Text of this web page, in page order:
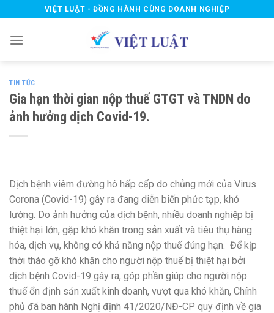
to
content
VIỆT LUẬT - ĐỒNG HÀNH CÙNG DOANH NGHIỆP
TIN TỨC
Gia hạn thời gian nộp thuế GTGT và TNDN do
ảnh hưởng dịch Covid-19.
Dịch bệnh viêm đường hô hấp cấp do chủng mới của Virus
Corona (Covid-19) gây ra đang diễn biến phức tạp, khó
lường. Do ảnh hưởng của dịch bệnh, nhiều doanh nghiệp bị
thiệt hại lớn, gặp khó khăn trong sản xuất và tiêu thụ hàng
hóa, dịch vụ, không có khả năng nộp thuế đúng hạn. Để kịp
thời tháo gỡ khó khăn cho người nộp thuế bị thiệt hại bởi
dịch bệnh Covid-19 gây ra, góp phần giúp cho người nộp
thuế ổn định sản xuất kinh doanh, vượt qua khó khăn, Chính
phủ đã ban hành Nghị định 41/2020/NĐ-CP quy định về gia